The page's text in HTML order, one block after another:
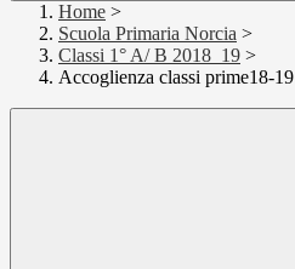
Home >
Scuola Primaria Norcia >
Classi 1° A/ B 2018_19 >
Accoglienza classi prime18-19